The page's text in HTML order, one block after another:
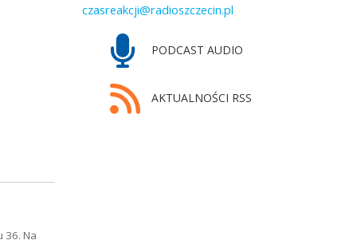
czasreakcji@radioszczecin.pl
PODCAST AUDIO
AKTUALNOŚCI RSS
36. Na